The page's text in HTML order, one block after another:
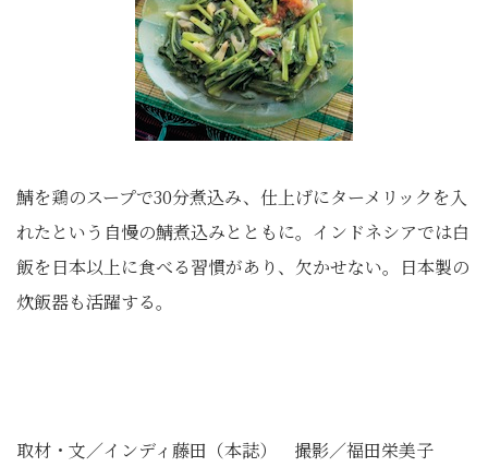
鯖を鶏のスープで30分煮込み、仕上げにターメリックを入
れたという自慢の鯖煮込みとともに。インドネシアでは白
飯を日本以上に食べる習慣があり、欠かせない。日本製の
炊飯器も活躍する。
取材・文／インディ藤田（本誌） 撮影／福田栄美子